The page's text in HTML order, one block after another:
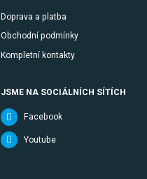
Doprava a platba
Obchodní podmínky
Kompletní kontakty
JSME NA SOCIÁLNÍCH SÍTÍCH
Facebook
Youtube